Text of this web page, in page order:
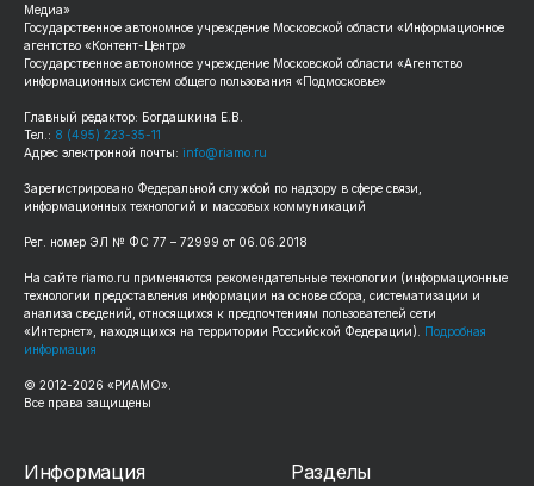
Медиа»
Государственное автономное учреждение Московской области «Информационное
агентство «Контент-Центр»
Государственное автономное учреждение Московской области «Агентство
информационных систем общего пользования «Подмосковье»
Главный редактор: Богдашкина Е.В.
Тел.: 8 (495) 223-35-11
Адрес электронной почты: info@riamo.ru
Зарегистрировано Федеральной службой по надзору в сфере связи,
информационных технологий и массовых коммуникаций
Рег. номер ЭЛ № ФС 77 – 72999 от 06.06.2018
На сайте riamo.ru применяются рекомендательные технологии (информационные
технологии предоставления информации на основе сбора, систематизации и
анализа сведений, относящихся к предпочтениям пользователей сети
«Интернет», находящихся на территории Российской Федерации). Подробная
информация
© 2012-2026 «РИАМО».
Все права защищены
Информация Разделы